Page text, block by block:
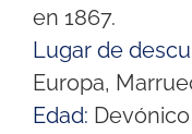
en 1867.
Lugar de
Europa,
Edad: